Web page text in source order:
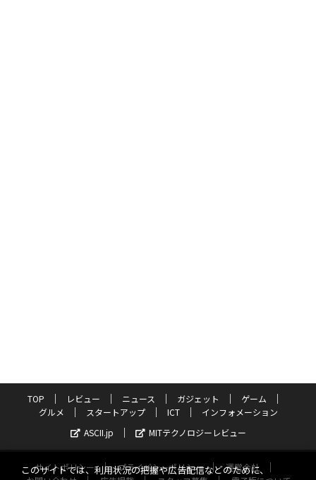
TOP レビュー ニュース ガジェット
ゲーム
グルメ
スタートアップ ICT
インフォメーション
ASCII.jp
MITテクノロジーレビュー
サイトポリシー プライバシーポリシー
運営会社
このサイトでは、利用状況の把握や広告配信などのために、